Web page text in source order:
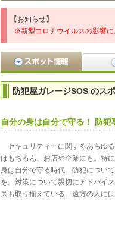
【お知らせ】
※新型コロナウイルスの影響に
防犯屋ガレージSOS のス
自分の身は自分で守る！ 防犯
セキュリティーに関するあらゆ
はもちろん、お店や企業にも。特
身は自分で守る時代。防犯につい
を。対策について親切にアドバイ
ズも取り揃えている。遠方の人に